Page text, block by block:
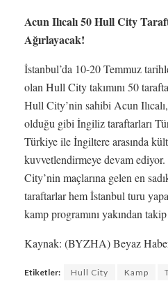
Acun Ilıcalı 50 Hull City
Ağırlayacak!
İstanbul’da 10-20 Temmuz
olan Hull City takımını 50
Hull City’nin sahibi Acun
olduğu gibi İngiliz taraftarları
Türkiye ile İngiltere arasında
kuvvetlendirmeye devam
City’nin maçlarına gelen en
taraftarlar hem İstanbul turu
kamp programını yakından
Kaynak: (BYZHA) Beyaz
Etiketler: Hull City Kamp